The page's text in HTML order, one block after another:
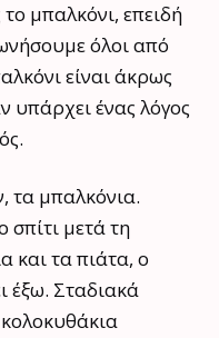
μπαλκόνι, επειδή
όλοι από
είναι άκρως
υπάρχει ένας λόγος
τα μπαλκόνια.
μετά τη
και τα πιάτα, ο
έξω. Σταδιακά